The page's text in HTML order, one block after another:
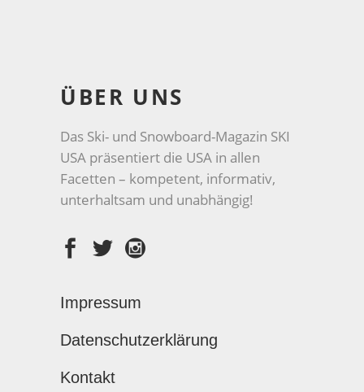
ÜBER UNS
Das Ski- und Snowboard-Magazin SKI
USA präsentiert die USA in allen
Facetten – kompetent, informativ,
unterhaltsam und unabhängig!
Impressum
Datenschutzerklärung
Kontakt